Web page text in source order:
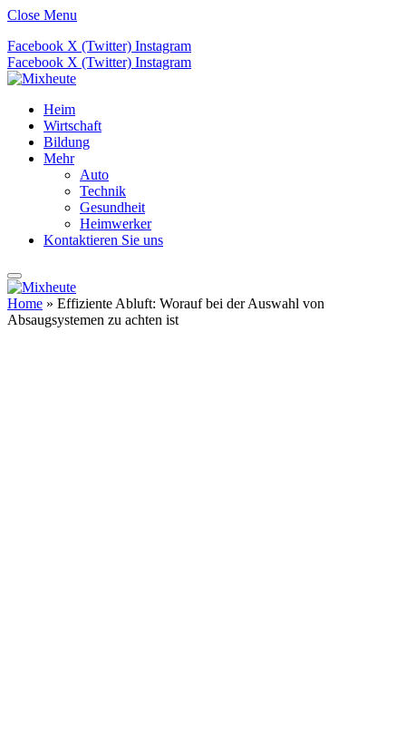
Close Menu
Facebook X (Twitter) Instagram
Facebook X (Twitter) Instagram
Heim
Wirtschaft
Bildung
Mehr
Auto
Technik
Gesundheit
Heimwerker
Kontaktieren Sie uns
Home » Effiziente Abluft: Worauf bei der Auswahl von
Absaugsystemen zu achten ist